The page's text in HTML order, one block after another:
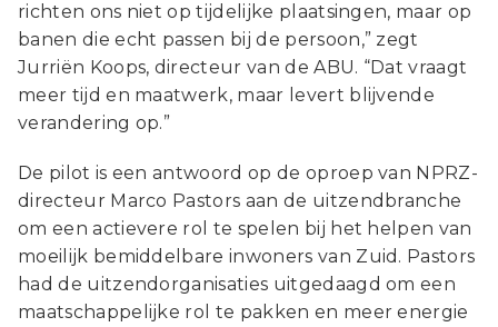
richten ons niet op tijdelijke plaatsingen, maar op
banen die echt passen bij de persoon,” zegt
Jurriën Koops, directeur van de ABU. “Dat vraagt
meer tijd en maatwerk, maar levert blijvende
verandering op.”
De pilot is een antwoord op de oproep van NPRZ-
directeur Marco Pastors aan de uitzendbranche
om een actievere rol te spelen bij het helpen van
moeilijk bemiddelbare inwoners van Zuid. Pastors
had de uitzendorganisaties uitgedaagd om een
maatschappelijke rol te pakken en meer energie